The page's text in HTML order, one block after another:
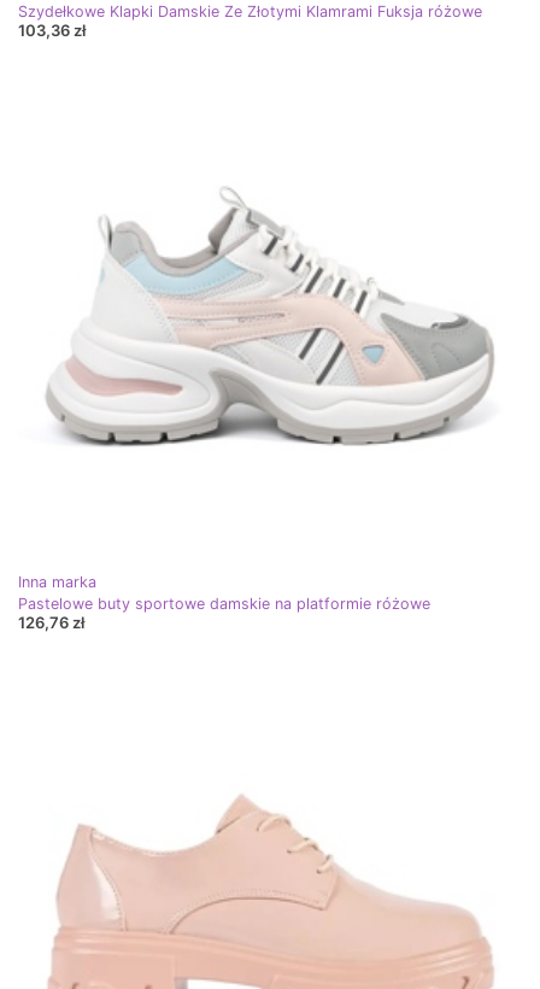
Szydełkowe Klapki Damskie Ze Złotymi Klamrami Fuksja różowe
103,36 zł
Inna marka
Pastelowe buty sportowe damskie na platformie różowe
126,76 zł